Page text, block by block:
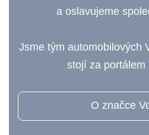
a oslavujeme
Jsme tým automobilových
stojí za portálem
O značce